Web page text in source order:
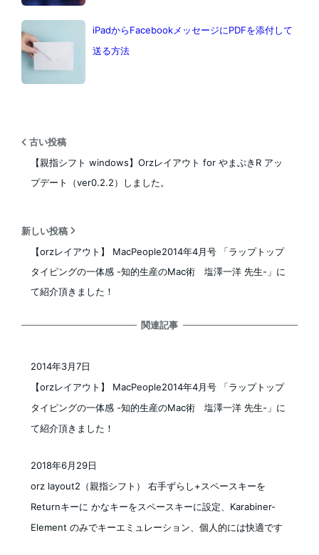
iPadからFacebookメッセージにPDFを添付して
送る方法
古い投稿
【親指シフト windows】Orzレイアウト for やまぶきR アッ
プデート（ver0.2.2）しました。
新しい投稿
【orzレイアウト】 MacPeople2014年4月号 「ラップトップ
タイピングの一体感 -知的生産のMac術 塩澤一洋 先生-」に
て紹介頂きました！
関連記事
【orzレイアウト】 MacPeople2014年4月号 「ラップトップ
タイピングの一体感 -知的生産のMac術 塩澤一洋 先生-」に
て紹介頂きました！
2014年3月7日
orz layout2（親指シフト） 右手ずらし+スペースキーを
Returnキーに かなキーをスペースキーに設定、Karabiner-
Element のみでキーエミュレーション、個人的には快適です
2018年6月29日